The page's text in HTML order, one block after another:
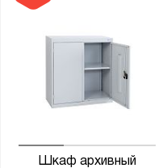
Шкаф архивный